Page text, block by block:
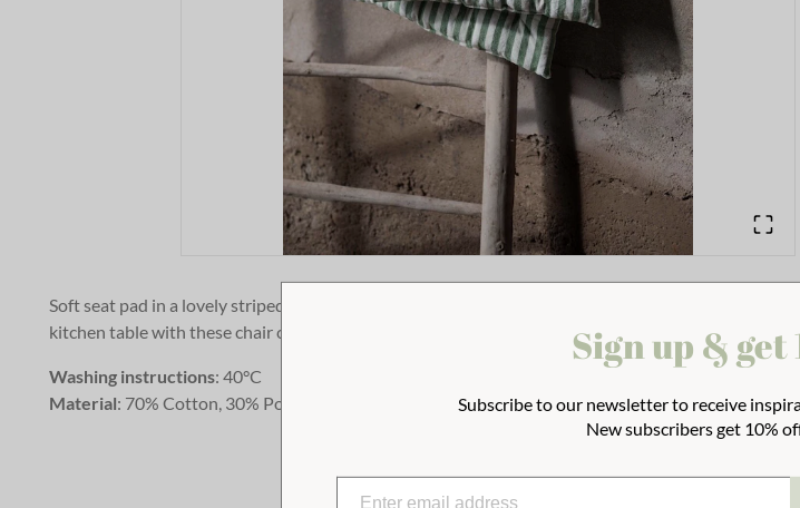
Soft seat pad in a lovely striped pattern and a green colour. No more cold chairs around the
kitchen table with these chair cushions.
Washing instructions: 40°C
Material: 70% Cotton, 30% Polyester
Sign up & get
Subscribe to our newsletter to receive
New subscribers get 10%